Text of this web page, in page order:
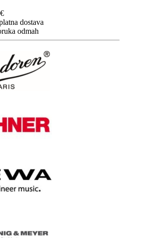
€
dostava
odmah